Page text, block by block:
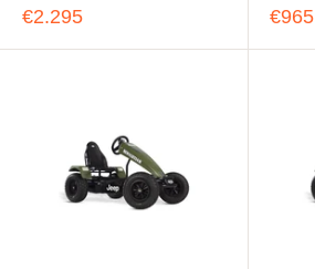
€2.295 €965